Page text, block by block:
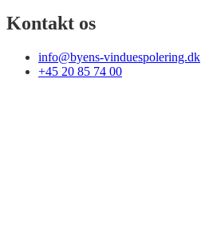
Kontakt os
info@byens-vinduespolering.dk
+45 20 85 74 00